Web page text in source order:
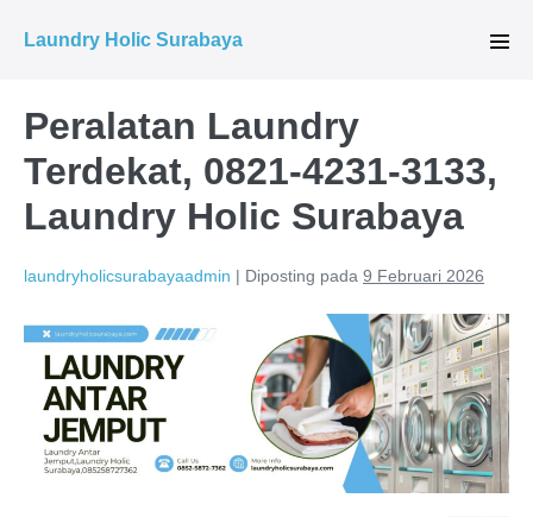
Laundry Holic Surabaya
Peralatan Laundry
Terdekat, 0821-4231-3133,
Laundry Holic Surabaya
laundryholicsurabayaadmin | Diposting pada 9 Februari 2026